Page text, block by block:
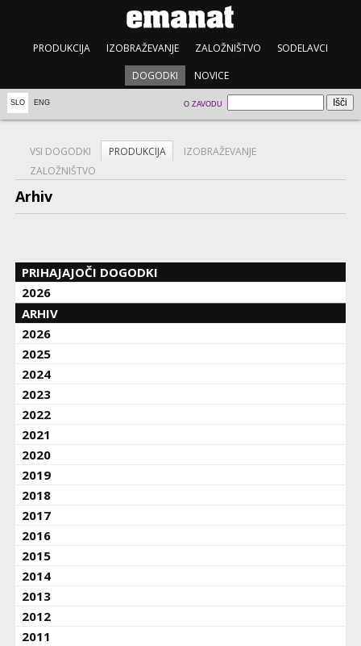
PRODUKCIJA IZOBRAŽEVANJE ZALOŽNIŠTVO SODELAVCI
DOGODKI NOVICE
SLO ENG O ZAVODU
VSI DOGODKI PRODUKCIJA
IZOBRAŽEVANJE
ZALOŽNIŠTVO
Arhiv
PRIHAJAJOČI DOGODKI
2026
ARHIV
2026
2025
2024
2023
2022
2021
2020
2019
2018
2017
2016
2015
2014
2013
2012
2011